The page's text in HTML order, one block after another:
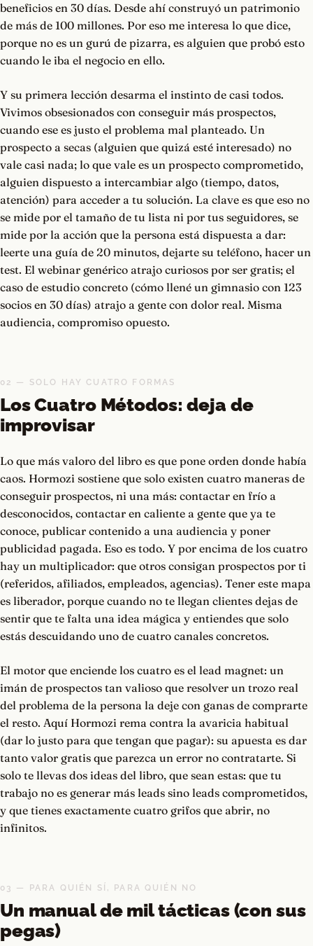
beneficios en 30 días. Desde ahí construyó un patrimonio
de más de 100 millones. Por eso me interesa lo que dice,
porque no es un gurú de pizarra, es alguien que probó esto
cuando le iba el negocio en ello.
Y su primera lección desarma el instinto de casi todos.
Vivimos obsesionados con conseguir más prospectos,
cuando ese es justo el problema mal planteado. Un
prospecto a secas (alguien que quizá esté interesado) no
vale casi nada; lo que vale es un prospecto comprometido,
alguien dispuesto a intercambiar algo (tiempo, datos,
atención) para acceder a tu solución. La clave es que eso no
se mide por el tamaño de tu lista ni por tus seguidores, se
mide por la acción que la persona está dispuesta a dar:
leerte una guía de 20 minutos, dejarte su teléfono, hacer un
test. El webinar genérico atrajo curiosos por ser gratis; el
caso de estudio concreto (cómo llené un gimnasio con 123
socios en 30 días) atrajo a gente con dolor real. Misma
audiencia, compromiso opuesto.
02 — SOLO HAY CUATRO FORMAS
Los Cuatro Métodos: deja de
improvisar
Lo que más valoro del libro es que pone orden donde había
caos. Hormozi sostiene que solo existen cuatro maneras de
conseguir prospectos, ni una más: contactar en frío a
desconocidos, contactar en caliente a gente que ya te
conoce, publicar contenido a una audiencia y poner
publicidad pagada. Eso es todo. Y por encima de los cuatro
hay un multiplicador: que otros consigan prospectos por ti
(referidos, afiliados, empleados, agencias). Tener este mapa
es liberador, porque cuando no te llegan clientes dejas de
sentir que te falta una idea mágica y entiendes que solo
estás descuidando uno de cuatro canales concretos.
El motor que enciende los cuatro es el lead magnet: un
imán de prospectos tan valioso que resolver un trozo real
del problema de la persona la deje con ganas de comprarte
el resto. Aquí Hormozi rema contra la avaricia habitual
(dar lo justo para que tengan que pagar): su apuesta es dar
tanto valor gratis que parezca un error no contratarte. Si
solo te llevas dos ideas del libro, que sean estas: que tu
trabajo no es generar más leads sino leads comprometidos,
y que tienes exactamente cuatro grifos que abrir, no
infinitos.
03 — PARA QUIÉN SÍ, PARA QUIÉN NO
Un manual de mil tácticas (con sus
pegas)